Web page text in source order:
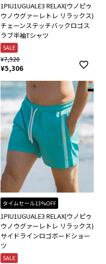
1PIU1UGUALE3 RELAX(ウノピゥ
ウノウグァーレトレ リラックス)
チェーンステッチバックロゴス
ラブ半袖Tシャツ
SALE
¥7,920
¥5,306
タイムセール13%OFF
1PIU1UGUALE3 RELAX(ウノピゥ
ウノウグァーレトレ リラックス)
サイドラインロゴボードショー
ツ
SALE